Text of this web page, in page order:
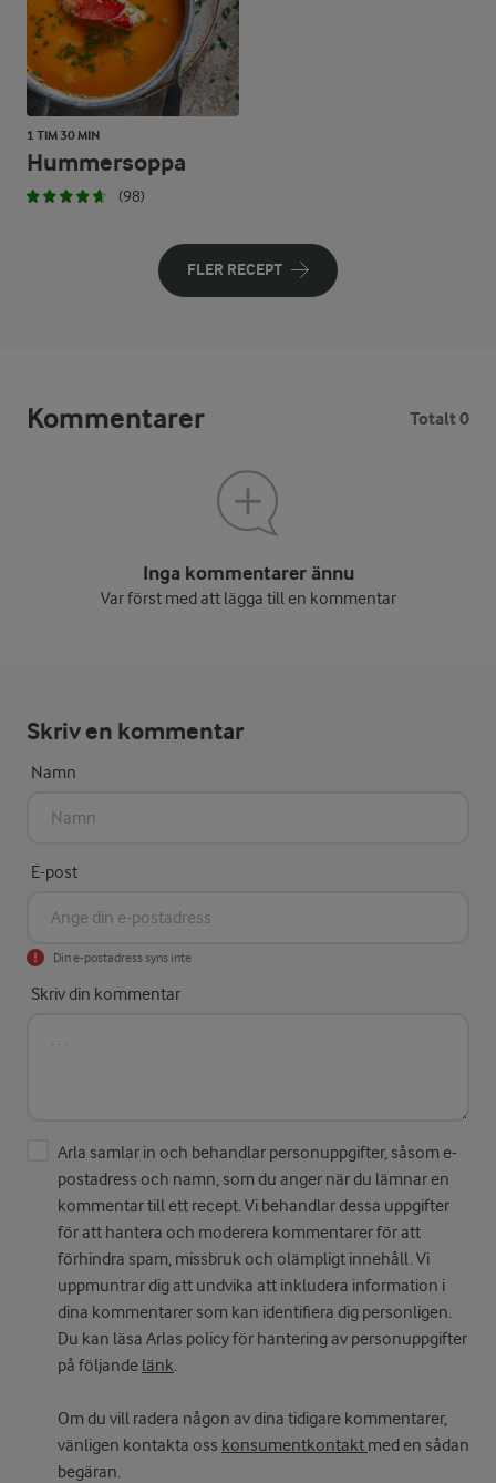
1 TIM 30 MIN
Hummersoppa
(98)
FLER RECEPT
Kommentarer Totalt 0
Inga kommentarer ännu
Var först med att lägga till en kommentar
Skriv en kommentar
Namn
E-post
Din e-postadress syns inte
Skriv din kommentar
Arla samlar in och behandlar personuppgifter, såsom e-
postadress och namn, som du anger när du lämnar en
kommentar till ett recept. Vi behandlar dessa uppgifter
för att hantera och moderera kommentarer för att
förhindra spam, missbruk och olämpligt innehåll. Vi
uppmuntrar dig att undvika att inkludera information i
dina kommentarer som kan identifiera dig personligen.
Du kan läsa Arlas policy för hantering av personuppgifter
på följande länk.
Om du vill radera någon av dina tidigare kommentarer,
vänligen kontakta oss konsumentkontakt med en sådan
begäran.